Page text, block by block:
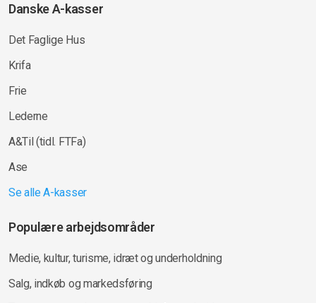
Danske A-kasser
Det Faglige Hus
Krifa
Frie
Lederne
A&Til (tidl. FTFa)
Ase
Se alle A-kasser
Populære arbejdsområder
Medie, kultur, turisme, idræt og underholdning
Salg, indkøb og markedsføring